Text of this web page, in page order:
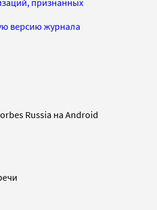
версию журнала
Russia на Android